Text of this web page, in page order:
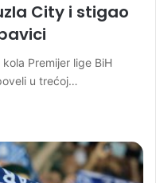
City i stigao
Premijer lige BiH
u trećoj…